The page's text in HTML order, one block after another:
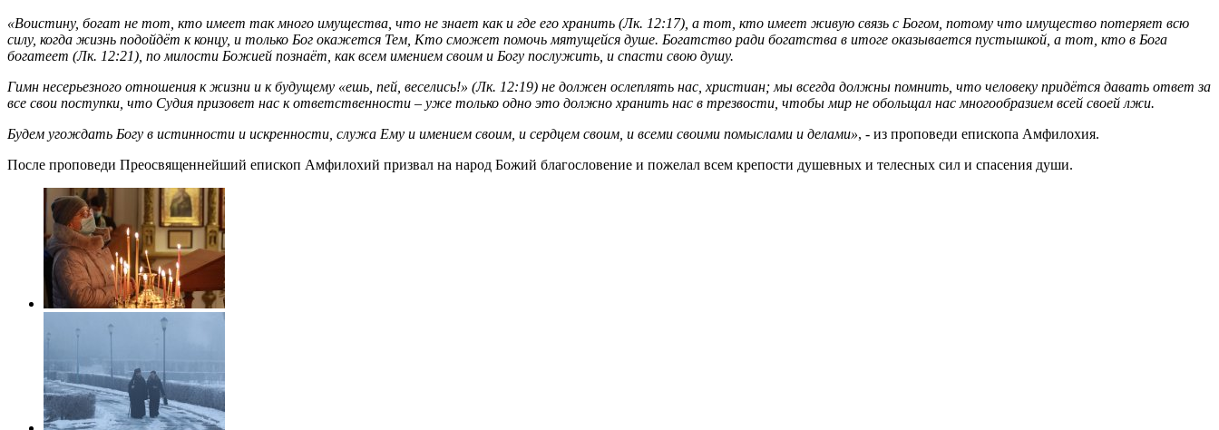
«Воистину, богат не тот, кто имеет так много имущества, что не знает как и где его хранить (Лк. 12:17), а тот, кто имеет живую связь с Богом, потому что имущество потеряет всю
силу, когда жизнь подойдёт к концу, и только Бог окажется Тем, Кто сможет помочь мятущейся душе. Богатство ради богатства в итоге оказывается пустышкой, а тот, кто в Бога
богатеет (Лк. 12:21), по милости Божией познаёт, как всем имением своим и Богу послужить, и спасти свою душу.
Гимн несерьезного отношения к жизни и к будущему «ешь, пей, веселись!» (Лк. 12:19) не должен ослеплять нас, христиан; мы всегда должны помнить, что человеку придётся давать ответ за
все свои поступки, что Судия призовет нас к ответственности – уже только одно это должно хранить нас в трезвости, чтобы мир не обольщал нас многообразием всей своей лжи.
Будем угождать Богу в истинности и искренности, служа Ему и имением своим, и сердцем своим, и всеми своими помыслами и делами», - из проповеди епископа Амфилохия.
После проповеди Преосвященнейший епископ Амфилохий призвал на народ Божий благословение и пожелал всем крепости душевных и телесных сил и спасения души.